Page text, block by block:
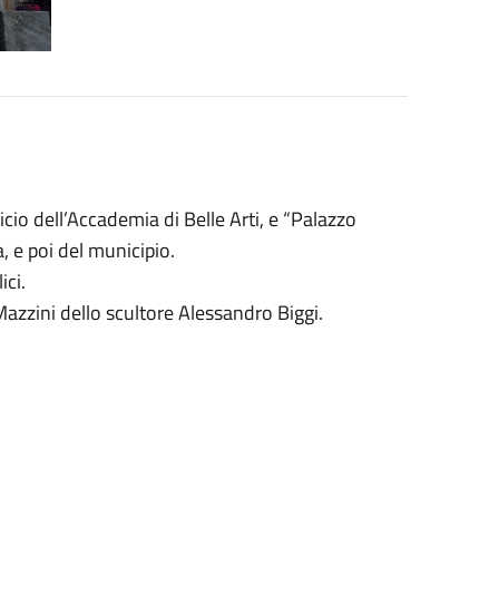
dell’Accademia di Belle Arti, e “Palazzo
e poi del municipio.
dello scultore Alessandro Biggi.